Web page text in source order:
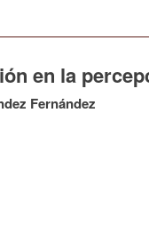
en la
Fernández